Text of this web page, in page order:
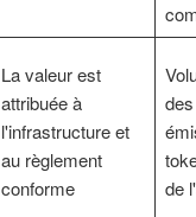
La valeur est
attribuée à
l'infrastructure et
au règlement
conforme
de